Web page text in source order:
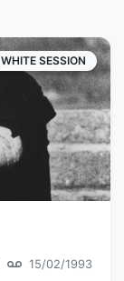
WHITE SESSION
15/02/1993